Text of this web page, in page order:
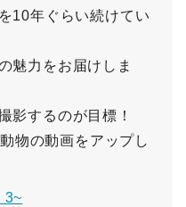
10年ぐらい続けてい
魅力をお届けしま
影するのが目標！
物の動画をアップし
3~